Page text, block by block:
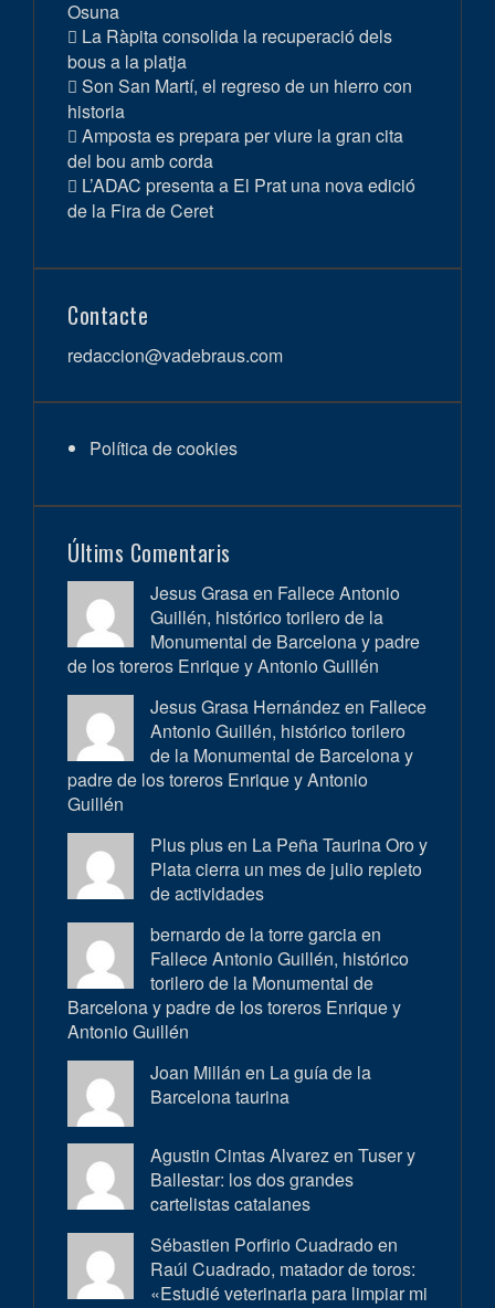
Osuna
La Ràpita consolida la recuperació dels
bous a la platja
Son San Martí, el regreso de un hierro con
historia
Amposta es prepara per viure la gran cita
del bou amb corda
L’ADAC presenta a El Prat una nova edició
de la Fira de Ceret
Contacte
redaccion@vadebraus.com
Política de cookies
Últims Comentaris
Jesus Grasa en Fallece Antonio
Guillén, histórico torilero de la
Monumental de Barcelona y padre
de los toreros Enrique y Antonio Guillén
Jesus Grasa Hernández en Fallece
Antonio Guillén, histórico torilero
de la Monumental de Barcelona y
padre de los toreros Enrique y Antonio
Guillén
Plus plus en La Peña Taurina Oro y
Plata cierra un mes de julio repleto
de actividades
bernardo de la torre garcia en
Fallece Antonio Guillén, histórico
torilero de la Monumental de
Barcelona y padre de los toreros Enrique y
Antonio Guillén
Joan Millán en La guía de la
Barcelona taurina
Agustin Cintas Alvarez en Tuser y
Ballestar: los dos grandes
cartelistas catalanes
Sébastien Porfirio Cuadrado en
Raúl Cuadrado, matador de toros:
«Estudié veterinaria para limpiar mi